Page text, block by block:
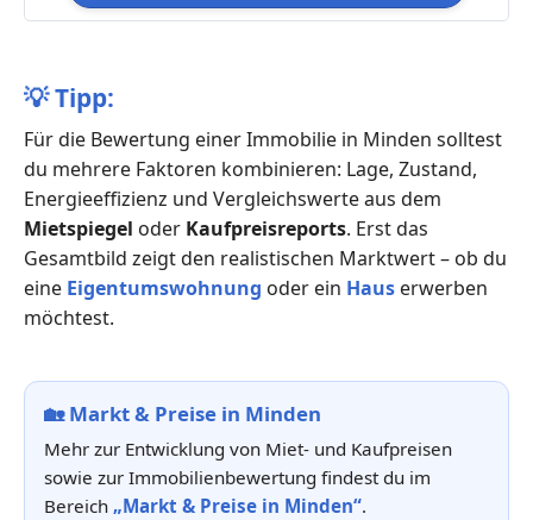
💡Tipp:
Für die Bewertung einer Immobilie in Minden solltest
du mehrere Faktoren kombinieren: Lage, Zustand,
Energieeffizienz und Vergleichswerte aus dem
Mietspiegel oder Kaufpreisreports. Erst das
Gesamtbild zeigt den realistischen Marktwert – ob du
eine Eigentumswohnung oder ein Haus erwerben
möchtest.
🏡Markt & Preise in Minden
Mehr zur Entwicklung von Miet- und Kaufpreisen
sowie zur Immobilienbewertung findest du im
Bereich „Markt & Preise in Minden“.